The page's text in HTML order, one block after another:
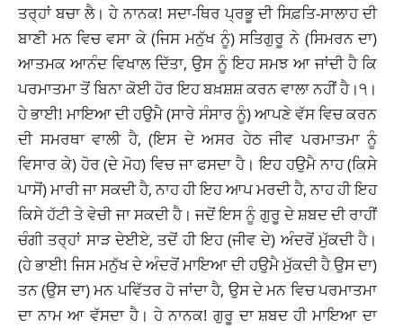
ਤਰ੍ਹਾਂ ਬਚਾ ਲੈ। ਹੇ ਨਾਨਕ! ਸਦਾ-ਥਿਰ ਪ੍ਰਭੂ ਦੀ ਸਿਫ਼ਤਿ-ਸਾਲਾਹ ਦੀ
ਬਾਣੀ ਮਨ ਵਿਚ ਵਸਾ ਕੇ (ਜਿਸ ਮਨੁੱਖ ਨੂੰ) ਸਤਿਗੁਰੂ ਨੇ (ਸਿਮਰਨ ਦਾ)
ਆਤਮਕ ਆਨੰਦ ਵਿਖਾਲ ਦਿੱਤਾ, ਉਸ ਨੂੰ ਇਹ ਸਮਝ ਆ ਜਾਂਦੀ ਹੈ ਕਿ
ਪਰਮਾਤਮਾ ਤੋਂ ਬਿਨਾ ਕੋਈ ਹੋਰ ਇਹ ਬਖ਼ਸ਼ਸ਼ ਕਰਨ ਵਾਲਾ ਨਹੀਂ ਹੈ।੧।
ਹੇ ਭਾਈ! ਮਾਇਆ ਦੀ ਹਉਮੈ (ਸਾਰੇ ਸੰਸਾਰ ਨੂੰ) ਆਪਣੇ ਵੱਸ ਵਿਚ ਕਰਨ
ਦੀ ਸਮਰਥਾ ਵਾਲੀ ਹੈ, (ਇਸ ਦੇ ਅਸਰ ਹੇਠ ਜੀਵ ਪਰਮਾਤਮਾ ਨੂੰ
ਵਿਸਾਰ ਕੇ) ਹੋਰ (ਦੇ ਮੋਹ) ਵਿਚ ਜਾ ਫਸਦਾ ਹੈ। ਇਹ ਹਉਮੈ ਨਾਹ (ਕਿਸੇ
ਪਾਸੋਂ) ਮਾਰੀ ਜਾ ਸਕਦੀ ਹੈ, ਨਾਹ ਹੀ ਇਹ ਆਪ ਮਰਦੀ ਹੈ, ਨਾਹ ਹੀ ਇਹ
ਕਿਸੇ ਹੱਟੀ ਤੇ ਵੇਚੀ ਜਾ ਸਕਦੀ ਹੈ। ਜਦੋਂ ਇਸ ਨੂੰ ਗੁਰੂ ਦੇ ਸ਼ਬਦ ਦੀ ਰਾਹੀਂ
ਚੰਗੀ ਤਰ੍ਹਾਂ ਸਾੜ ਦੇਈਏ, ਤਦੋਂ ਹੀ ਇਹ (ਜੀਵ ਦੇ) ਅੰਦਰੋਂ ਮੁੱਕਦੀ ਹੈ।
(ਹੇ ਭਾਈ! ਜਿਸ ਮਨੁੱਖ ਦੇ ਅੰਦਰੋਂ ਮਾਇਆ ਦੀ ਹਉਮੈ ਮੁੱਕਦੀ ਹੈ ਉਸ ਦਾ)
ਤਨ (ਉਸ ਦਾ) ਮਨ ਪਵਿੱਤਰ ਹੋ ਜਾਂਦਾ ਹੈ, ਉਸ ਦੇ ਮਨ ਵਿਚ ਪਰਮਾਤਮਾ
ਦਾ ਨਾਮ ਆ ਵੱਸਦਾ ਹੈ। ਹੇ ਨਾਨਕ! ਗੁਰੂ ਦਾ ਸ਼ਬਦ ਹੀ ਮਾਇਆ ਦਾ